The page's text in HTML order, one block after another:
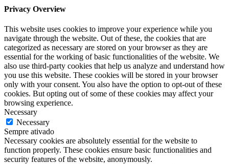
Privacy Overview
This website uses cookies to improve your experience while you
navigate through the website. Out of these, the cookies that are
categorized as necessary are stored on your browser as they are
essential for the working of basic functionalities of the website. We
also use third-party cookies that help us analyze and understand how
you use this website. These cookies will be stored in your browser
only with your consent. You also have the option to opt-out of these
cookies. But opting out of some of these cookies may affect your
browsing experience.
Necessary
Necessary
Sempre ativado
Necessary cookies are absolutely essential for the website to
function properly. These cookies ensure basic functionalities and
security features of the website, anonymously.